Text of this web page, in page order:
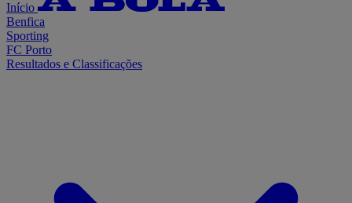
Início
Benfica
Sporting
FC Porto
Resultados e Classificações